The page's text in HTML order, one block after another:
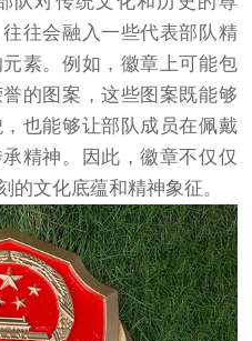
往会融入一些代表部队精
素。例如，徽章上可能包
的图案，这些图案既能够
也能够让部队成员在佩戴
精神。因此，徽章不仅仅
的文化底蕴和精神象征。